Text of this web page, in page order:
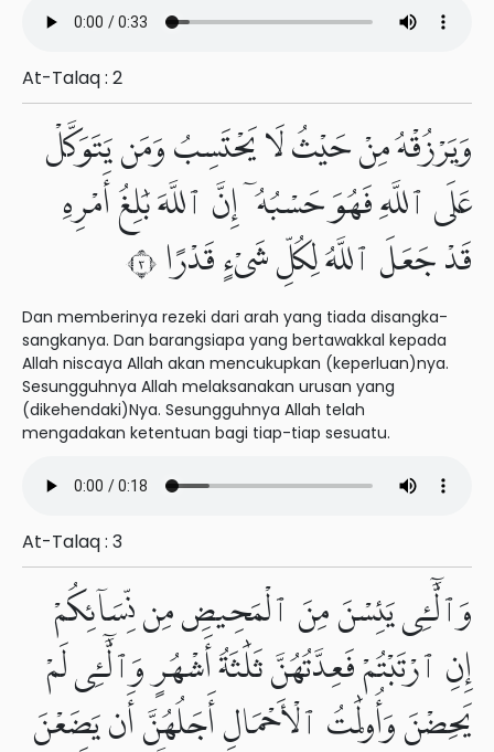
At-Talaq : 2
وَيَرْزُقْهُ مِنْ حَيْثُ لَا يَحْتَسِبُ وَمَن يَتَوَكَّلْ
عَلَى ٱللَّهِ فَهُوَ حَسْبُهُۥٓ إِنَّ ٱللَّهَ بَٰلِغُ أَمْرِهِۦ
قَدْ جَعَلَ ٱللَّهُ لِكُلِّ شَىْءٍ قَدْرًا ٣
Dan memberinya rezeki dari arah yang tiada disangka-
sangkanya. Dan barangsiapa yang bertawakkal kepada
Allah niscaya Allah akan mencukupkan (keperluan)nya.
Sesungguhnya Allah melaksanakan urusan yang
(dikehendaki)Nya. Sesungguhnya Allah telah
mengadakan ketentuan bagi tiap-tiap sesuatu.
At-Talaq : 3
وَٱلَّٰٓـِٔى يَئِسْنَ مِنَ ٱلْمَحِيضِ مِن نِّسَآئِكُمْ
إِنِ ٱرْتَبْتُمْ فَعِدَّتُهُنَّ ثَلَٰثَةُ أَشْهُرٍ وَٱلَّٰٓـِٔى لَمْ
يَحِضْنَ وَأُو۟لَٰتُ ٱلْأَحْمَالِ أَجَلُهُنَّ أَن يَضَعْنَ